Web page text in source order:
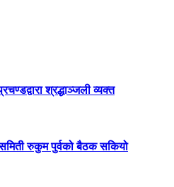
श्रद्धाञ्जली व्यक्त
रुकुम पुर्वको बैठक सकियो